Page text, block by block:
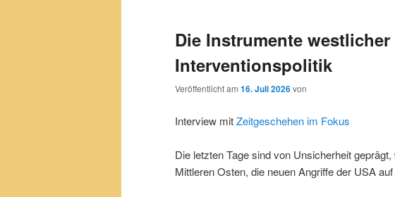
Die Instrumente westlicher
Interventionspolitik
Veröffentlicht am 16. Juli 2026von
Interview mitZeitgeschehen im Fokus
Die letzten Tage sind von Unsicherheit
Mittleren Osten, die neuen Angriffe der USA